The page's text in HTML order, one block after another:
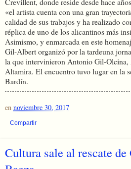
«el artista cuenta con una gran
calidad de sus trabajos y ha realizado
réplica de uno de los alicantinos más
Asimismo, y enmarcada en este
Gil-Albert organizó por la tardeuna
la que intervinieron Antonio Gil-
Altamira. El encuentro tuvo lugar en la
Bardín.
en noviembre 30, 2017
Compartir
Cultura sale al rescate